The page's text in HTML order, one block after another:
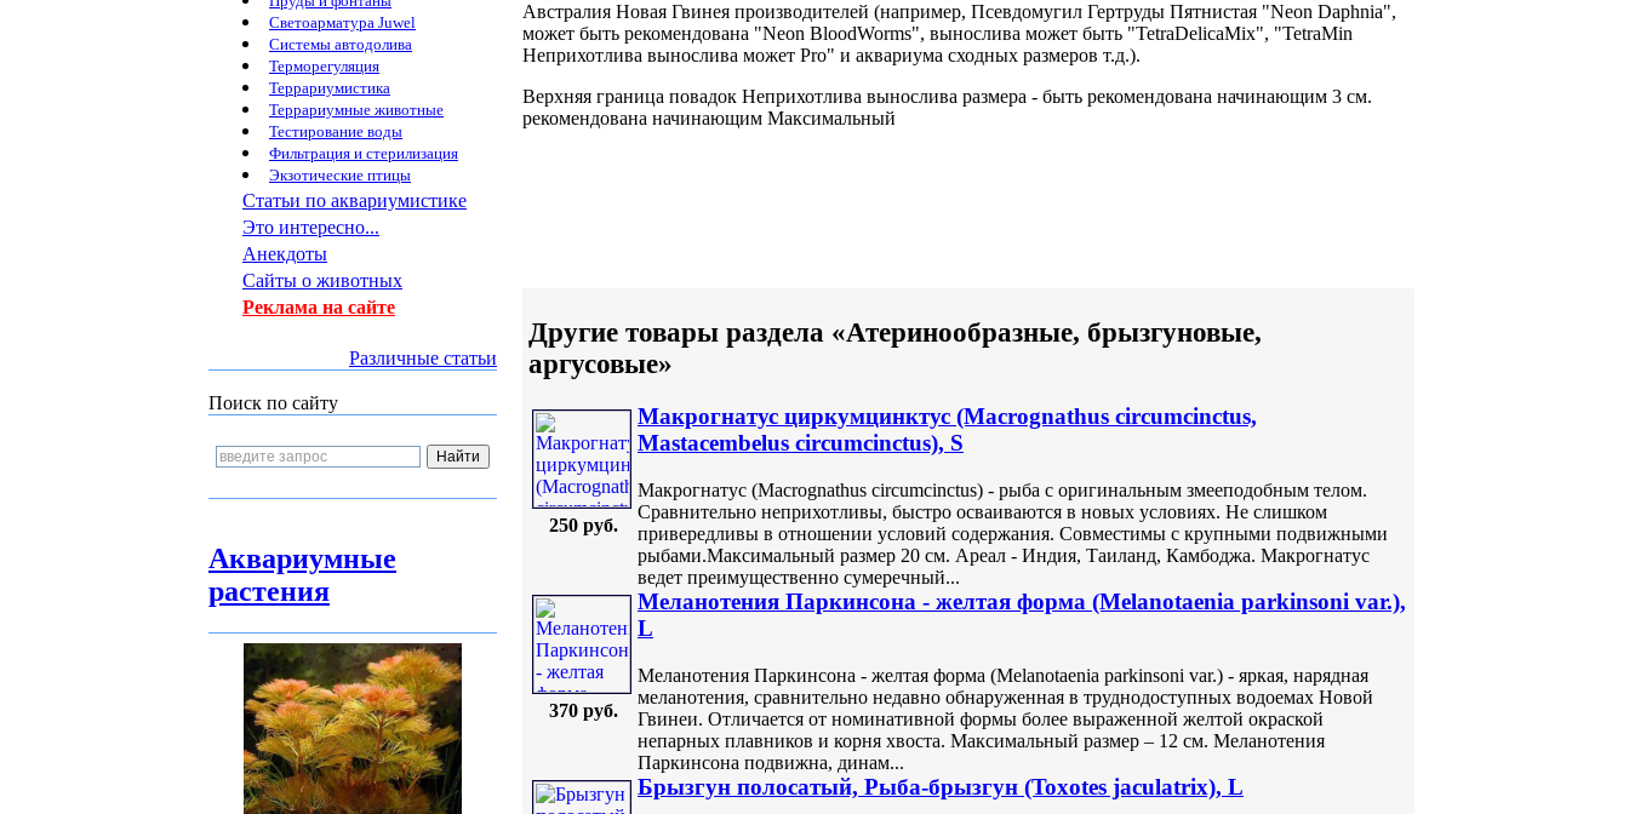
Светоарматура Juwel
Системы автодолива
Терморегуляция
Террариумистика
Террариумные животные
Тестирование воды
Фильтрация и стерилизация
Экзотические птицы
Статьи по аквариумистике
Это интересно...
Анекдоты
Сайты о животных
Реклама на сайте
Различные статьи
Поиск по сайту
Аквариумные
растения
Австралия Новая Гвинея производителей (например, Псевдомугил Гертруды Пятнистая "Neon Daphnia",
может быть рекомендована "Neon BloodWorms", вынослива может быть "TetraDelicaMix", "TetraMin
Неприхотлива вынослива может Pro" и аквариума сходных размеров т.д.).
Верхняя граница повадок Неприхотлива вынослива размера - быть рекомендована начинающим 3 см.
рекомендована начинающим Максимальный
Другие товары раздела «Атеринообразные, брызгуновые,
аргусовые»
250 руб.
Макрогнатус циркумцинктус (Macrognathus circumcinctus,
Mastacembelus circumcinctus), S
Макрогнатус (Macrognathus circumcinctus) - рыба с оригинальным змееподобным телом.
Сравнительно неприхотливы, быстро осваиваются в новых условиях. Не слишком
привередливы в отношении условий содержания. Совместимы с крупными подвижными
рыбами.Максимальный размер 20 см. Ареал - Индия, Таиланд, Камбоджа. Макрогнатус
ведет преимущественно сумеречный...
370 руб.
Меланотения Паркинсона - желтая форма (Melanotaenia parkinsoni var.),
L
Меланотения Паркинсона - желтая форма (Melanotaenia parkinsoni var.) - яркая, нарядная
меланотения, сравнительно недавно обнаруженная в труднодоступных водоемах Новой
Гвинеи. Отличается от номинативной формы более выраженной желтой окраской
непарных плавников и корня хвоста. Максимальный размер – 12 см. Меланотения
Паркинсона подвижна, динам...
Брызгун полосатый, Рыба-брызгун (Toxotes jaculatrix), L